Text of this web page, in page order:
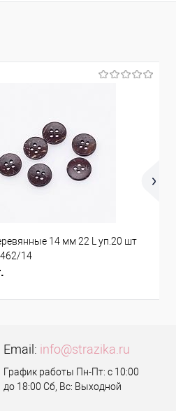
14 мм 22 L уп.20 шт
14
Email: info@strazika.ru
График работы Пн-Пт: с 10:00
до 18:00 Сб, Вс: Выходной